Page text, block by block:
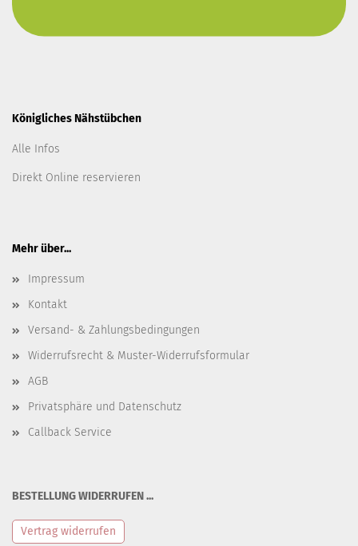
Königliches Nähstübchen
Alle Infos
Direkt Online reservieren
Mehr über...
Impressum
Kontakt
Versand- & Zahlungsbedingungen
Widerrufsrecht & Muster-Widerrufsformular
AGB
Privatsphäre und Datenschutz
Callback Service
BESTELLUNG WIDERRUFEN ...
Vertrag widerrufen